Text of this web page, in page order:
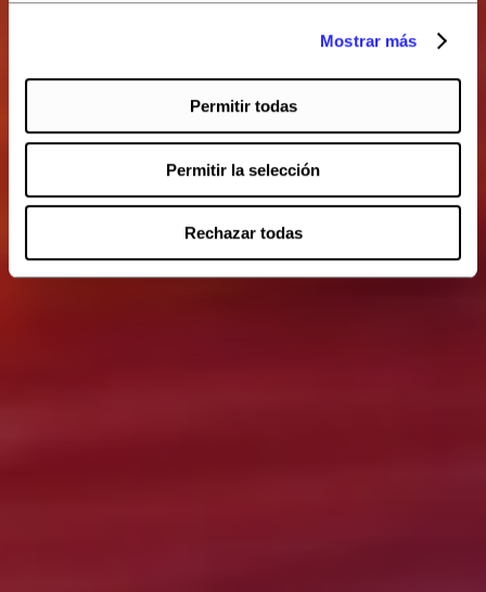
Mostrar más
Permitir todas
Permitir la selección
Rechazar todas